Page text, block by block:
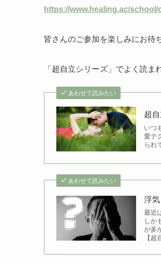
https://www.healing.ac/
皆さんのご参加を楽しみにお待
「超自立シリーズ」でよく読
あわせて読みたい
超
いつ
愛テ
られ
あわせて読みたい
浮
最近
しか
が多
【